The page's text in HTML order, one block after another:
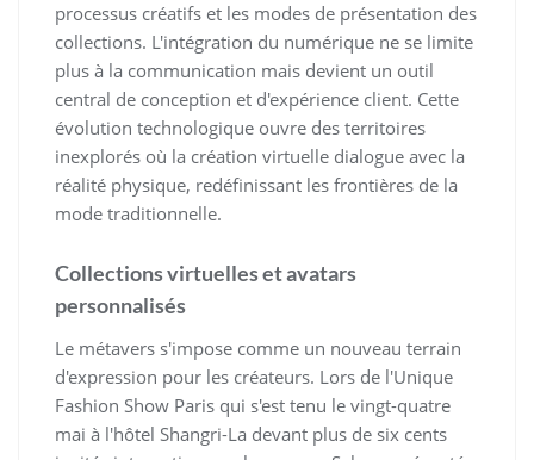
processus créatifs et les modes de présentation des
collections. L'intégration du numérique ne se limite
plus à la communication mais devient un outil
central de conception et d'expérience client. Cette
évolution technologique ouvre des territoires
inexplorés où la création virtuelle dialogue avec la
réalité physique, redéfinissant les frontières de la
mode traditionnelle.
Collections virtuelles et avatars
personnalisés
Le métavers s'impose comme un nouveau terrain
d'expression pour les créateurs. Lors de l'Unique
Fashion Show Paris qui s'est tenu le vingt-quatre
mai à l'hôtel Shangri-La devant plus de six cents